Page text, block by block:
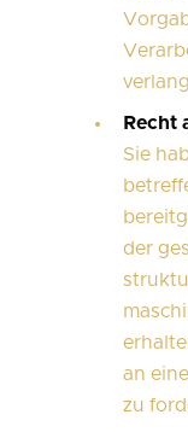
Recht
Sie
der
an
zu